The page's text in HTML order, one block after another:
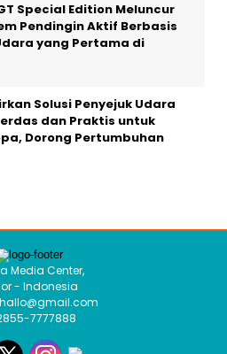
Special Edition Meluncur
Pendingin Aktif Berbasis
yang Pertama di
Solusi Penyejuk Udara
dan Praktis untuk
Dorong Pertumbuhan
Media Center,
- Indonesia
7777888